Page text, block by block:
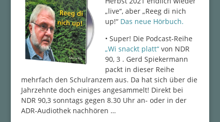
„live“, aber „Reeg di nich
up!“ Das neue Hörbuch.
• Super! Die Podcast-Reihe
„Wi snackt platt“von NDR
90, 3 . Gerd Spiekermann
packt in dieser Reihe
mehrfach den Schulranzem aus. Da hat sich über die
Jahrzehnte doch einiges angesammelt! Direkt bei
NDR 90,3 sonntags gegen 8.30 Uhr an- oder in der
ADR-Audiothek nachhören …